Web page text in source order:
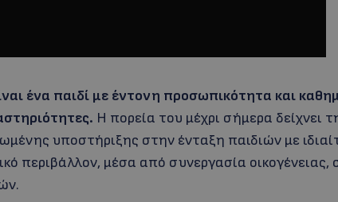
ένα παιδί με έντονη προσωπικότητα και
Η πορεία του μέχρι σήμερα δείχνει
υποστήριξης στην ένταξη παιδιών με
περιβάλλον, μέσα από συνεργασία οικογένειας,